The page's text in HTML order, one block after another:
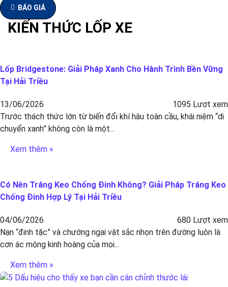
BÁO GIÁ
KIẾN THỨC LỐP XE
Lốp Bridgestone: Giải Pháp Xanh Cho Hành Trình Bền Vững
Tại Hải Triều
13/06/2026
1095 Lượt xem
Trước thách thức lớn từ biến đổi khí hậu toàn cầu, khái niệm “di
chuyển xanh” không còn là một...
Xem thêm »
Có Nên Tráng Keo Chống Đinh Không? Giải Pháp Tráng Keo
Chống Đinh Hợp Lý Tại Hải Triều
04/06/2026
680 Lượt xem
Nạn “đinh tặc” và chướng ngại vật sắc nhọn trên đường luôn là
cơn ác mộng kinh hoàng của mọi...
Xem thêm »